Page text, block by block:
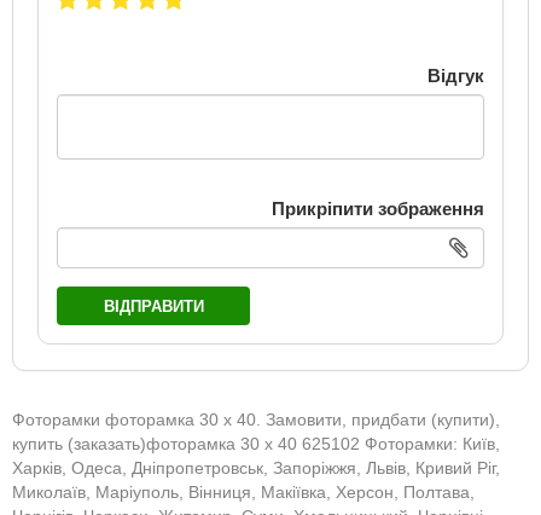
Відгук
Прикріпити зображення
ВІДПРАВИТИ
Фоторамки фоторамка 30 х 40. Замовити, придбати (купити),
купить (заказать)фоторамка 30 х 40 625102 Фоторамки: Київ,
Харків, Одеса, Дніпропетровськ, Запоріжжя, Львів, Кривий Ріг,
Миколаїв, Маріуполь, Вінниця, Макіївка, Херсон, Полтава,